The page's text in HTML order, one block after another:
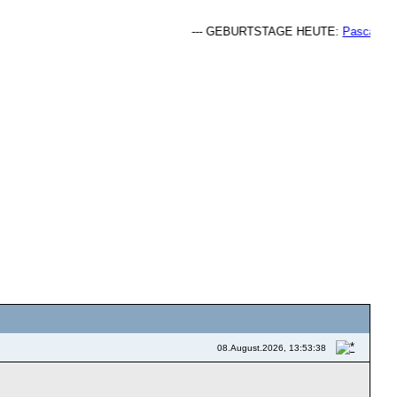
--- GEBURTSTAGE HEUTE:Pascaldead
08.August.2026, 13:53:38